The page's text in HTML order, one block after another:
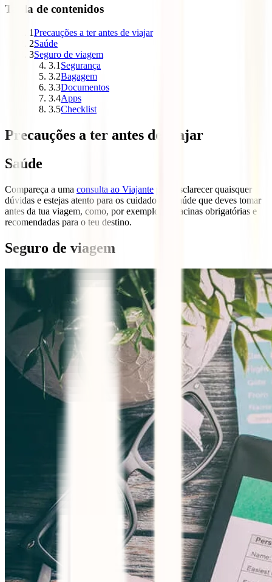
Tabla de contenidos
1Precauções a ter antes de viajar
2Saúde
3Seguro de viagem
3.1 Segurança
3.2Bagagem
3.3Documentos
3.4Apps
3.5Checklist
Precauções a ter antes de viajar
Saúde
Compareça a uma consulta ao Viajante para esclarecer quaisquer
dúvidas e estejas atento para os cuidados de saúde que deves tomar
antes da tua viagem, como, por exemplo, as vacinas obrigatórias e
recomendadas para o teu destino.
Seguro de viagem